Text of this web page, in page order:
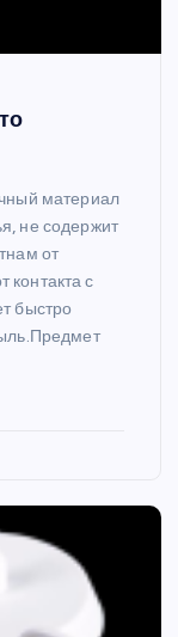
материал
не содержит
от
с
быстро